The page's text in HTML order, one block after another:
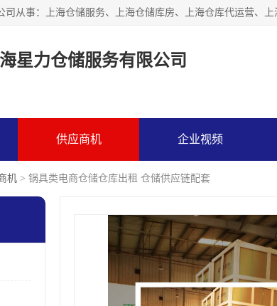
星力仓储服务有限公司
供应商机 企业视频
机 > 锅具类电商仓储仓库出租 仓储供应链配套